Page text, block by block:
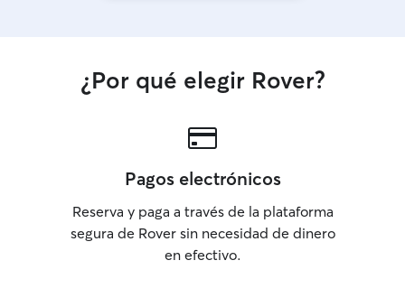
¿Por qué elegir Rover?
Pagos electrónicos
Reserva y paga a través de la plataforma
segura de Rover sin necesidad de dinero
en efectivo.